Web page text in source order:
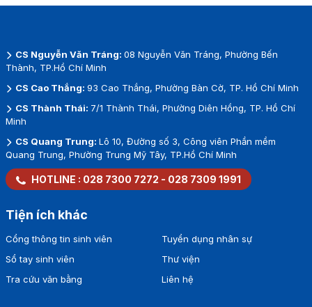
CS Nguyễn Văn Tráng: 08 Nguyễn Văn Tráng, Phường Bến
Thành, TP.Hồ Chí Minh
CS Cao Thắng: 93 Cao Thắng, Phường Bàn Cờ, TP. Hồ Chí Minh
CS Thành Thái: 7/1 Thành Thái, Phường Diên Hồng, TP. Hồ Chí
Minh
CS Quang Trung: Lô 10, Đường số 3, Công viên Phần mềm
Quang Trung, Phường Trung Mỹ Tây, TP.Hồ Chí Minh
HOTLINE : 028 7300 7272 - 028 7309 1991
Tiện ích khác
Cổng thông tin sinh viên
Sổ tay sinh viên
Tra cứu văn bằng
Tuyển dụng nhân sự
Thư viện
Liên hệ